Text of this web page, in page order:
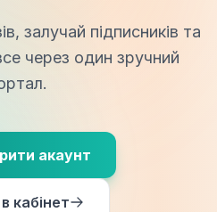
залучай підписників та
через один зручний
акаунт
кабінет